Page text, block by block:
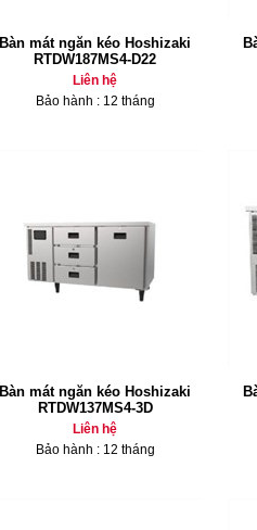
Bàn mát ngăn kéo Hoshizaki
RTDW187MS4-D22
Liên hệ
Bảo hành : 12 tháng
Bàn mát ngăn kéo Hoshizaki
RTDW137MS4-3D
Liên hệ
Bảo hành : 12 tháng